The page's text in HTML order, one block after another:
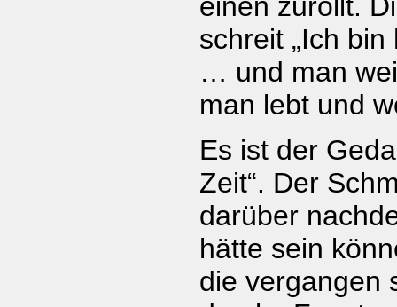
schreit „Ich bin
… und man
man lebt und
Es ist der
Zeit“. Der
darüber
hätte sein
die vergangen